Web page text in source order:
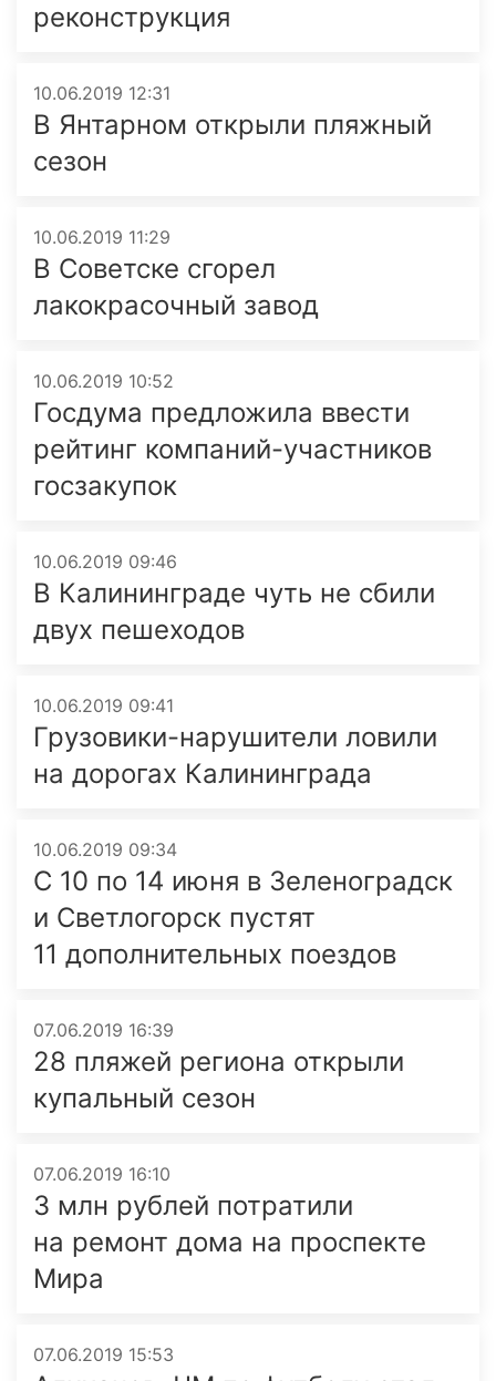
реконструкция
10.06.2019 12:31
В Янтарном открыли пляжный
сезон
10.06.2019 11:29
В Советске сгорел
лакокрасочный завод
10.06.2019 10:52
Госдума предложила ввести
рейтинг компаний-участников
госзакупок
10.06.2019 09:46
В Калининграде чуть не сбили
двух пешеходов
10.06.2019 09:41
Грузовики-нарушители ловили
на дорогах Калининграда
10.06.2019 09:34
С 10 по 14 июня в Зеленоградск
и Светлогорск пустят
11 дополнительных поездов
07.06.2019 16:39
28 пляжей региона открыли
купальный сезон
07.06.2019 16:10
3 млн рублей потратили
на ремонт дома на проспекте
Мира
07.06.2019 15:53